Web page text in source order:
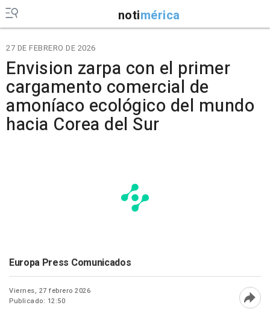
notimérica
27 DE FEBRERO DE 2026
Envision zarpa con el primer
cargamento comercial de
amoníaco ecológico del mundo
hacia Corea del Sur
Europa Press Comunicados
Viernes, 27 febrero 2026
Publicado: 12:50